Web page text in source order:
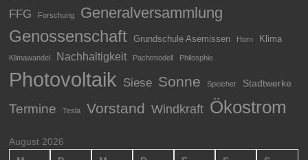
FFG
Forschung Generalversammlung
Genossenschaft Grundschule Asemissen Horn Klima
Klimawandel Nachhaltigkeit Pachtmodell Philosphie
Photovoltaik Siese Sonne Speicher Stadtwerke
Termine Tesla Vorstand Windkraft Ökostrom
August 2026